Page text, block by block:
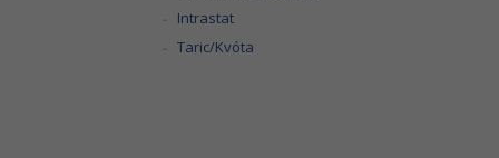
Intrastat
Taric/Kvóta